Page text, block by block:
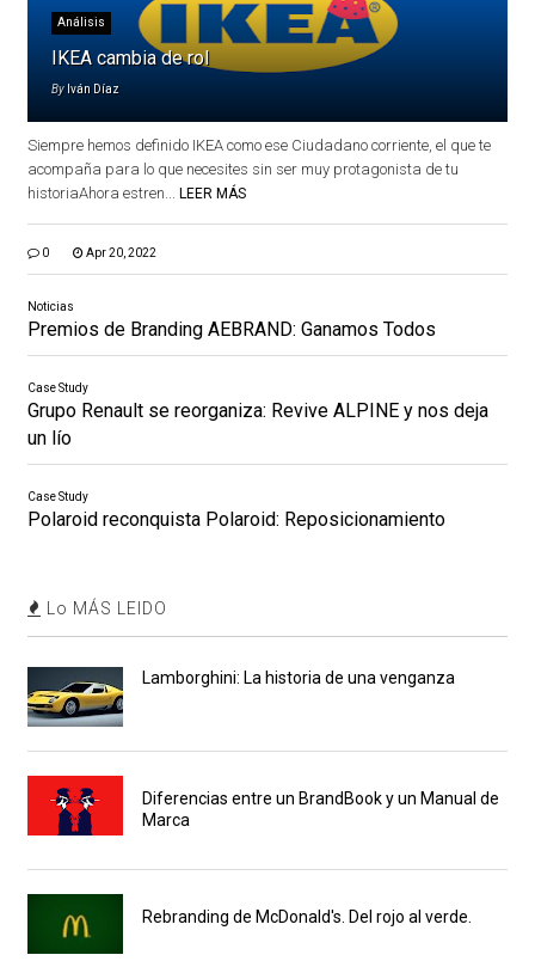
Análisis
IKEA cambia de rol
By Iván Díaz
Siempre hemos definido IKEA como ese Ciudadano corriente, el que te
acompaña para lo que necesites sin ser muy protagonista de tu
historiaAhora estren...
LEER MÁS
0 Apr 20, 2022
Noticias
Premios de Branding AEBRAND: Ganamos Todos
Case Study
Grupo Renault se reorganiza: Revive ALPINE y nos deja
un lío
Case Study
Polaroid reconquista Polaroid: Reposicionamiento
Lo MÁS LEIDO
Lamborghini: La historia de una venganza
Diferencias entre un BrandBook y un Manual de
Marca
Rebranding de McDonald's. Del rojo al verde.